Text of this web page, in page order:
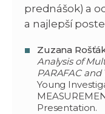
prednášok) a
a najlepší
Zuzana
Analysis of
PARAFAC and
Young
Presentation.